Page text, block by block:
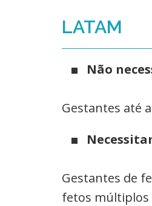
LATAM
Não
Gestantes até
Gestantes de
fetos múltiplos